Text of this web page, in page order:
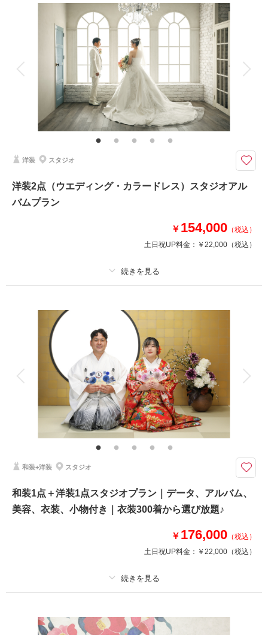
新婦衣装1着 新郎衣装1着
着付け ヘアメイク 小物一式
アルバム 10 P データ 50 カット 台紙付写真
衣装追加 会食 挙式
家族と撮影 家族用衣装レンタル ペットと撮影
洋装新郎1点、新婦１点を選べる10ページアルバムプラン データ50カット
スタジオ撮影をご希望のお二人におすすめのプランです。
バリエーション豊かな背景で撮影できます。
相談予約する 撮影日の空き
洋装 スタジオ
洋装2点（ウエディング・カラードレス）スタジオアル
バムプラン
￥ 154,000 （税込）
土日祝UP料金： ￥22,000 （税込）
撮影料 新婦衣装2着
着付け ヘアメイク
アルバム 10 P データ 100 カット
衣装追加 会食 挙式
家族用衣装レンタル ペットと撮影
洋装新郎1点、新婦１点を選べる10ページアルバムプラン データ100カッ
スタジオ撮影をご希望のお二人におすすめのプランです。
バリエーション豊かな背景で撮影できます。
相談予約する
来店・オンライン
撮影日の空き
を確認する
和装+洋装 スタジオ
和装1点＋洋装1点スタジオプラン｜データ、アルバム、
美容、衣装、小物付き｜衣装300着から選び放題♪
￥ 176,000 （税込）
土日祝UP料金： ￥22,000 （税込）
撮影料 新婦衣装2着